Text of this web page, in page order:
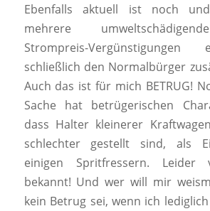
Ebenfalls aktuell ist noch
mehrere
Strompreis-
schließlich den Normalbürger
Auch das ist für mich BETRUG!
Sache hat betrügerischen
dass Halter kleinerer
schlechter gestellt sind, als
einigen Spritfressern.
bekannt! Und wer will mir
kein Betrug sei, wenn ich